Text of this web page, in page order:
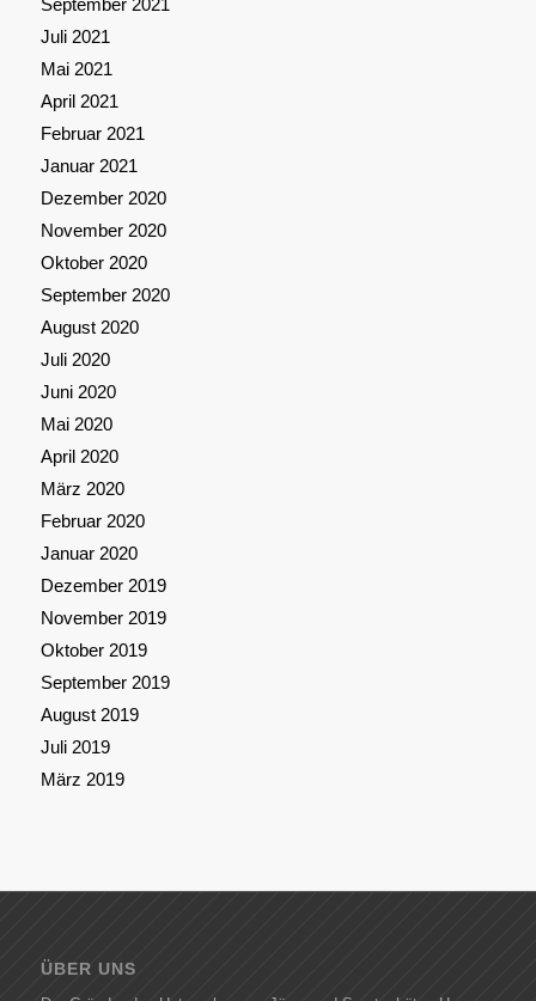
Juli 2021
Mai 2021
April 2021
Februar 2021
Januar 2021
Dezember 2020
November 2020
Oktober 2020
September 2020
August 2020
Juli 2020
Juni 2020
Mai 2020
April 2020
März 2020
Februar 2020
Januar 2020
Dezember 2019
November 2019
Oktober 2019
September 2019
August 2019
Juli 2019
März 2019
ÜBER UNS